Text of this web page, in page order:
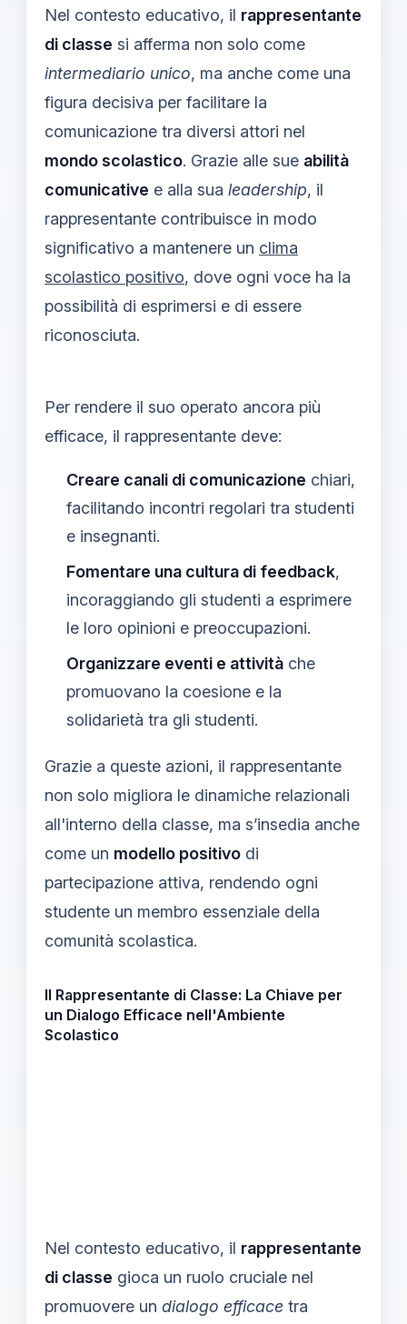
Nel contesto educativo, il rappresentante
di classe si afferma non solo come
intermediario unico, ma anche come una
figura decisiva per facilitare la
comunicazione tra diversi attori nel
mondo scolastico. Grazie alle sue abilità
comunicative e alla sua leadership, il
rappresentante contribuisce in modo
significativo a mantenere un clima
scolastico positivo, dove ogni voce ha la
possibilità di esprimersi e di essere
riconosciuta.
Per rendere il suo operato ancora più
efficace, il rappresentante deve:
Creare canali di comunicazione chiari,
facilitando incontri regolari tra studenti
e insegnanti.
Fomentare una cultura di feedback,
incoraggiando gli studenti a esprimere
le loro opinioni e preoccupazioni.
Organizzare eventi e attività che
promuovano la coesione e la
solidarietà tra gli studenti.
Grazie a queste azioni, il rappresentante
non solo migliora le dinamiche relazionali
all'interno della classe, ma s’insedia anche
come un modello positivo di
partecipazione attiva, rendendo ogni
studente un membro essenziale della
comunità scolastica.
Il Rappresentante di Classe: La Chiave per
un Dialogo Efficace nell'Ambiente
Scolastico
Nel contesto educativo, il rappresentante
di classe gioca un ruolo cruciale nel
promuovere un dialogo efficace tra